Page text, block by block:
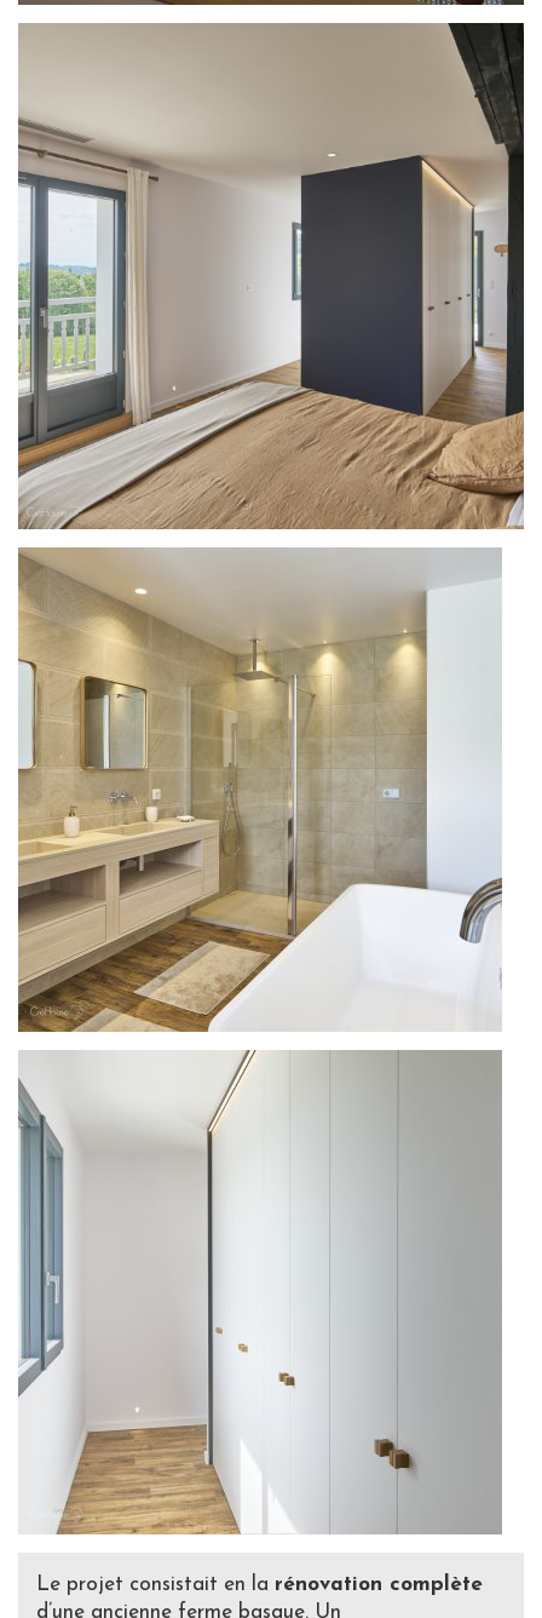
Le projet consistait en la rénovation complète
d’une ancienne ferme basque. Un